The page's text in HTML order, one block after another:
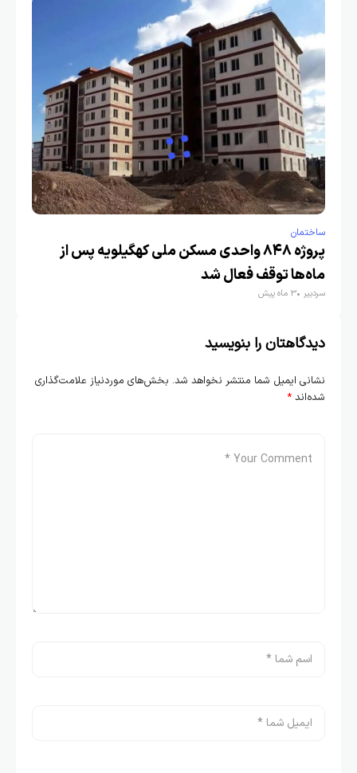
ساختمان
پروژه ۸۴۸ واحدی مسکن ملی کهگیلویه پس از
ماه‌ها توقف فعال شد
سردبیر 3 ماه پیش
دیدگاهتان را بنویسید
نشانی ایمیل شما منتشر نخواهد شد. بخش‌های موردنیاز علامت‌گذاری
شده‌اند *